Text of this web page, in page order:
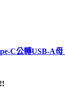
C公轉USB-A